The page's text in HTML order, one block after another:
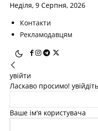
Неділя, 9 Серпня, 2026
Контакти
Рекламодавцям
увійти
Ласкаво просимо!
Ваше ім'я користувача